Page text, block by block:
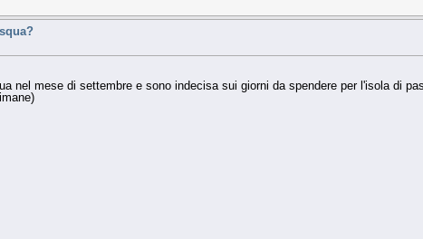
nel mese di settembre e sono indecisa sui giorni da spendere per l'isola di